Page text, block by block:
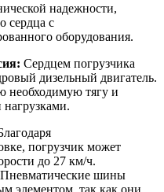
надежности,
сердца с
оборудования.
Сердцем погрузчика
дизельный двигатель.
необходимую тягу и
погрузчик может
до 27 км/ч.
Пневматические шины
элементом, так как они